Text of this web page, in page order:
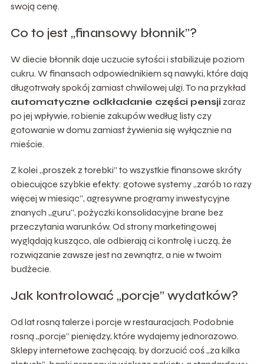
swoją cenę.
Co to jest „finansowy błonnik”?
W diecie błonnik daje uczucie sytości i stabilizuje poziom
cukru. W finansach odpowiednikiem są nawyki, które dają
długotrwały spokój zamiast chwilowej ulgi. To na przykład
automatyczne odkładanie części pensji zaraz
po jej wpływie, robienie zakupów według listy czy
gotowanie w domu zamiast żywienia się wyłącznie na
mieście.
Z kolei „proszek z torebki” to wszystkie finansowe skróty
obiecujące szybkie efekty: gotowe systemy „zarób 10 razy
więcej w miesiąc”, agresywne programy inwestycyjne
znanych „guru”, pożyczki konsolidacyjne brane bez
przeczytania warunków. Od strony marketingowej
wyglądają kusząco, ale odbierają ci kontrolę i uczą, że
rozwiązanie zawsze jest na zewnątrz, a nie w twoim
budżecie.
Jak kontrolować „porcje” wydatków?
Od lat rosną talerze i porcje w restauracjach. Podobnie
rosną „porcje” pieniędzy, które wydajemy jednorazowo.
Sklepy internetowe zachęcają, by dorzucić coś „za kilka